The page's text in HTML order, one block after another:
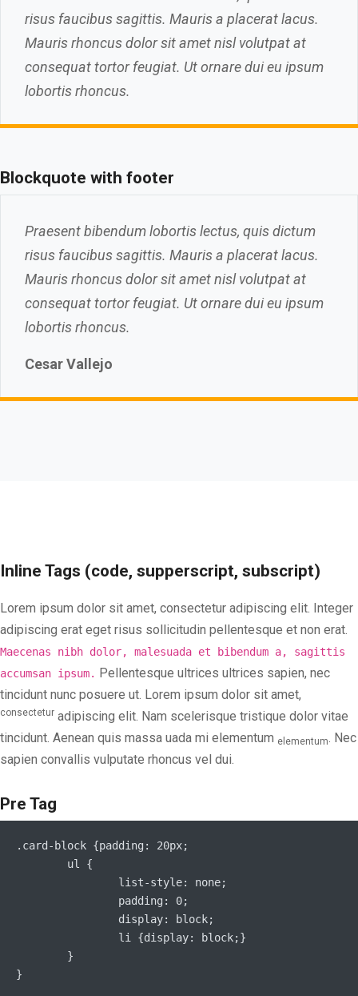
risus faucibus sagittis. Mauris a placerat lacus.
Mauris rhoncus dolor sit amet nisl volutpat at
consequat tortor feugiat. Ut ornare dui eu ipsum
lobortis rhoncus.
Blockquote with footer
Praesent bibendum lobortis lectus, quis dictum
risus faucibus sagittis. Mauris a placerat lacus.
Mauris rhoncus dolor sit amet nisl volutpat at
consequat tortor feugiat. Ut ornare dui eu ipsum
lobortis rhoncus.
Cesar Vallejo
Inline Tags (code, supperscript, subscript)
Lorem ipsum dolor sit amet, consectetur adipiscing elit. Integer
adipiscing erat eget risus sollicitudin pellentesque et non erat.
Maecenas nibh dolor, malesuada et bibendum a, sagittis
accumsan ipsum. Pellentesque ultrices ultrices sapien, nec
tincidunt nunc posuere ut. Lorem ipsum dolor sit amet,
consectetur adipiscing elit. Nam scelerisque tristique dolor vitae
tincidunt. Aenean quis massa uada mi elementum elementum. Nec
sapien convallis vulputate rhoncus vel dui.
Pre Tag
.card-block {padding: 20px;